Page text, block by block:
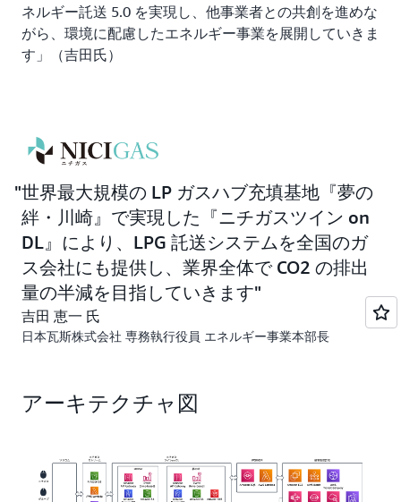
ネルギー託送 5.0 を実現し、他事業者との共創を進めな
がら、環境に配慮したエネルギー事業を展開していきま
す」（吉田氏）
世界最大規模の LP ガスハブ充填基地『夢の
絆・川崎』で実現した『ニチガスツイン on
DL』により、LPG 託送システムを全国のガ
ス会社にも提供し、業界全体で CO2 の排出
量の半減を目指していきます
吉田 恵一 氏
日本瓦斯株式会社 専務執行役員 エネルギー事業本部長
アーキテクチャ図